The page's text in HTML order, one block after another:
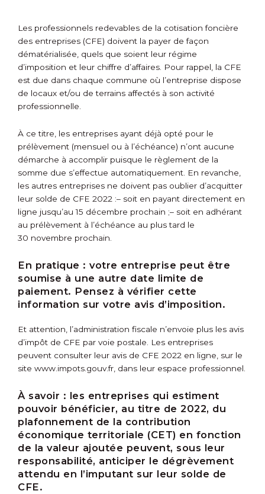
Les professionnels redevables de la cotisation foncière
des entreprises (CFE) doivent la payer de façon
dématérialisée, quels que soient leur régime
d’imposition et leur chiffre d’affaires. Pour rappel, la CFE
est due dans chaque commune où l’entreprise dispose
de locaux et/ou de terrains affectés à son activité
professionnelle.
À ce titre, les entreprises ayant déjà opté pour le
prélèvement (mensuel ou à l’échéance) n’ont aucune
démarche à accomplir puisque le règlement de la
somme due s’effectue automatiquement. En revanche,
les autres entreprises ne doivent pas oublier d’acquitter
leur solde de CFE 2022 :– soit en payant directement en
ligne jusqu’au 15 décembre prochain ;– soit en adhérant
au prélèvement à l’échéance au plus tard le
30 novembre prochain.
En pratique : votre entreprise peut être
soumise à une autre date limite de
paiement. Pensez à vérifier cette
information sur votre avis d’imposition.
Et attention, l’administration fiscale n’envoie plus les avis
d’impôt de CFE par voie postale. Les entreprises
peuvent consulter leur avis de CFE 2022 en ligne, sur le
site www.impots.gouv.fr, dans leur espace professionnel.
À savoir : les entreprises qui estiment
pouvoir bénéficier, au titre de 2022, du
plafonnement de la contribution
économique territoriale (CET) en fonction
de la valeur ajoutée peuvent, sous leur
responsabilité, anticiper le dégrèvement
attendu en l’imputant sur leur solde de
CFE.